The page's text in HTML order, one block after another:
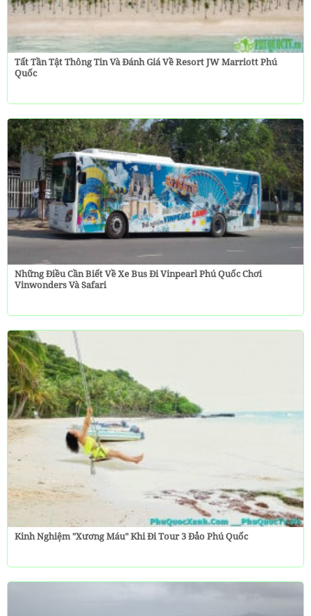
Tất Tần Tật Thông Tin Và Đánh Giá Về Resort JW Marriott Phú
Quốc
Những Điều Cần Biết Về Xe Bus Đi Vinpearl Phú Quốc Chơi
Vinwonders Và Safari
Kinh Nghiệm "Xương Máu" Khi Đi Tour 3 Đảo Phú Quốc